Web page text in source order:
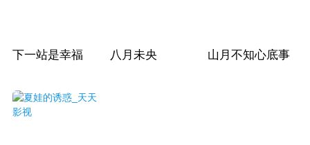
下一站是幸福 八月未央 山月不知心底事